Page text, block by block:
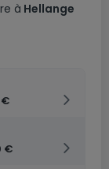
à Hellange
€
€